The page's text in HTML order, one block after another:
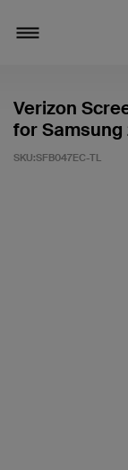
Verizon
for Samsung
SKU:SFB047EC-TL